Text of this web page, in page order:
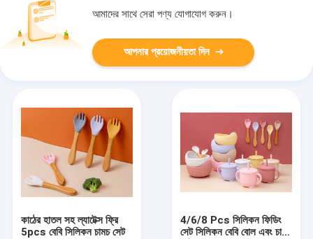
আমাদের সাথে সেরা পণ্য যোগাযোগ করুন।
আপনার প্রয়োজনীয়তা দিন
কাঠের হাতল সহ ল্যাটেক্স ফ্রি
5pcs বেবি সিলিকন চামচ সেট
4/6/8 Pcs সিলিকন ফিডিং
সেট সিলিকন বেবি বোল এবং চামচ